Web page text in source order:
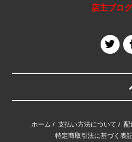
店主ブロ
ホーム / 支払い方法について / 配
特定商取引法に基づく表